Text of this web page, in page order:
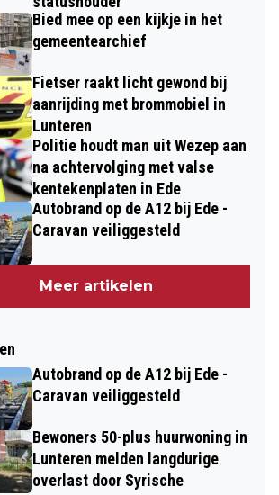
Bied mee op een kijkje in het
gemeentearchief
Fietser raakt licht gewond bij
aanrijding met brommobiel in
Lunteren
Politie houdt man uit Wezep aan
na achtervolging met valse
kentekenplaten in Ede
Autobrand op de A12 bij Ede -
Caravan veiliggesteld
Meer artikelen
Autobrand op de A12 bij Ede -
Caravan veiliggesteld
Bewoners 50-plus huurwoning in
Lunteren melden langdurige
overlast door Syrische